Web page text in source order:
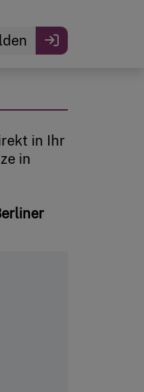
in Ihr
in